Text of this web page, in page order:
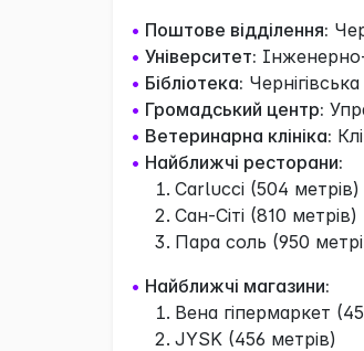
• Поштове відділення:
• Університет:
• Бібліотека:
• Громадський центр:
• Ветеринарна клініка:
• Найближчі ресторани:
Carlucci (504 метрів)
Сан-Сіті (810 метрів)
Пара соль (950
• Найближчі магазини:
Вена гіпермаркет
JYSK (456 метрів)